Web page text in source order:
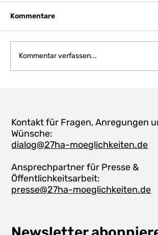
Kommentare
Kommentar verfassen...
Kontakt für Fragen, Anregungen
Wünsche:
dialog@27ha-moeglichkeiten.de
Ansprechpartner für Presse &
Öffentlichkeitsarbeit:
presse@27ha-moeglichkeiten.de